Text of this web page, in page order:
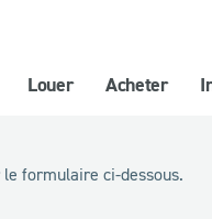
Louer Acheter
formulaire ci-dessous.